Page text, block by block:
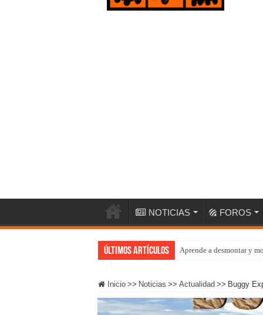
NOTICIAS FOROS
Últimos artículos Aprende a desmontar y
Inicio >> Noticias >> Actualidad >> Buggy